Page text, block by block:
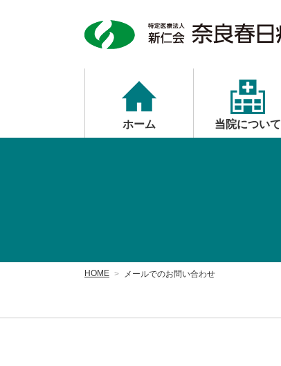
ホーム 当院について
HOME メールでのお問い合わせ